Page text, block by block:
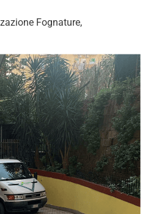
Fognature,